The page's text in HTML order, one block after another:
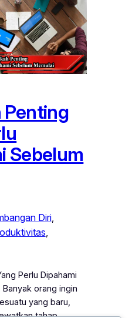
Penting
Sebelum
Diri
Perlu Dipahami
orang ingin
yang baru,
tahap